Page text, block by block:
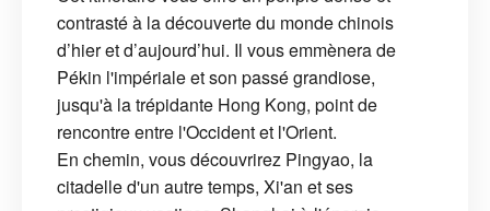
contrasté à la découverte du monde chinois
d’hier et d’aujourd’hui. Il vous emmènera de
Pékin l'impériale et son passé grandiose,
jusqu'à la trépidante Hong Kong, point de
rencontre entre l'Occident et l'Orient.
En chemin, vous découvrirez Pingyao, la
citadelle d'un autre temps, Xi'an et ses